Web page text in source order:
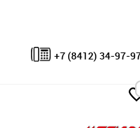
+7 (8412) 34-97-